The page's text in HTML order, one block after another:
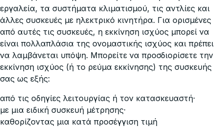
εργαλεία, τα συστήματα κλιματισμού, τις αντλίες και
άλλες συσκευές με ηλεκτρικό κινητήρα. Για ορισμένες
από αυτές τις συσκευές, η εκκίνηση ισχύος μπορεί να
είναι πολλαπλάσια της ονομαστικής ισχύος και πρέπει
να λαμβάνεται υπόψη. Μπορείτε να προσδιορίσετε την
εκκίνηση ισχύος (ή το ρεύμα εκκίνησης) της συσκευής
σας ως εξής:
από τις οδηγίες λειτουργίας ή τον κατασκευαστή·
με μια ειδική συσκευή μέτρησης·
καθορίζοντας μια κατά προσέγγιση τιμή